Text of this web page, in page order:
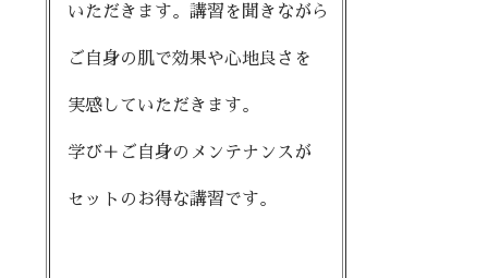
いただきます。講習を聞きながら
ご自身の肌で効果や心地良さを
実感していただきます。
学び＋ご自身のメンテナンスが
セットのお得な講習です。